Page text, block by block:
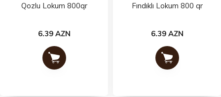
Qozlu Lokum 800qr
6.39 AZN
Fındıklı Lokum 800 qr
6.39 AZN